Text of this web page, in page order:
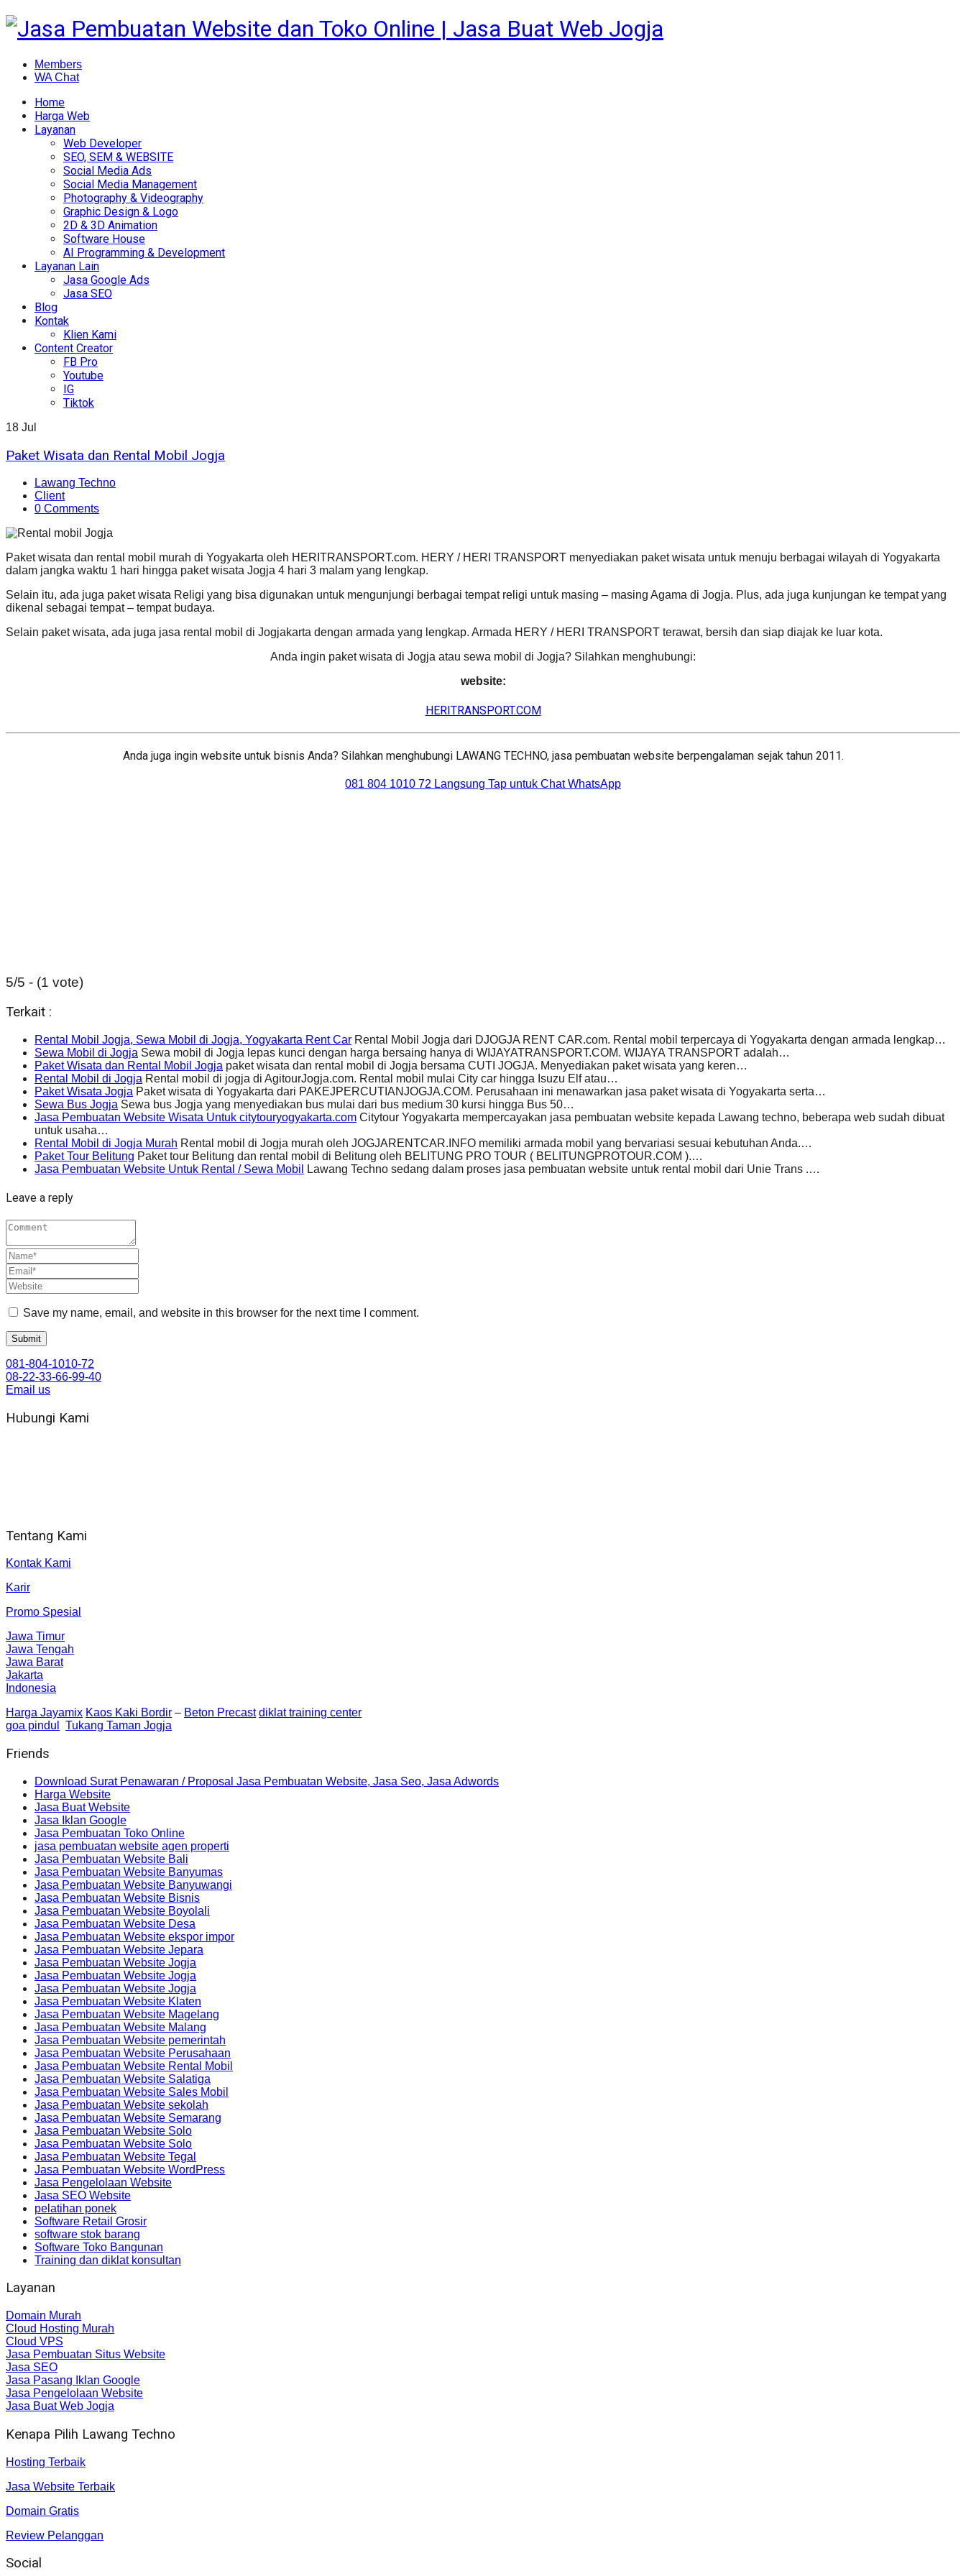
Members
WA Chat
Home
Harga Web
Layanan
Web Developer
SEO, SEM & WEBSITE
Social Media Ads
Social Media Management
Photography & Videography
Graphic Design & Logo
2D & 3D Animation
Software House
AI Programming & Development
Layanan Lain
Jasa Google Ads
Jasa SEO
Blog
Kontak
Klien Kami
Content Creator
FB Pro
Youtube
IG
Tiktok
18 Jul
Paket Wisata dan Rental Mobil Jogja
Lawang Techno
Client
0 Comments
Paket wisata dan rental mobil murah di Yogyakarta oleh HERITRANSPORT.com. HERY / HERI TRANSPORT menyediakan paket wisata untuk menuju berbagai wilayah di Yogyakarta
dalam jangka waktu 1 hari hingga paket wisata Jogja 4 hari 3 malam yang lengkap.
Selain itu, ada juga paket wisata Religi yang bisa digunakan untuk mengunjungi berbagai tempat religi untuk masing – masing Agama di Jogja. Plus, ada juga kunjungan ke tempat yang
dikenal sebagai tempat – tempat budaya.
Selain paket wisata, ada juga jasa rental mobil di Jogjakarta dengan armada yang lengkap. Armada HERY / HERI TRANSPORT terawat, bersih dan siap diajak ke luar kota.
Anda ingin paket wisata di Jogja atau sewa mobil di Jogja? Silahkan menghubungi:
website:
HERITRANSPORT.COM
Anda juga ingin website untuk bisnis Anda? Silahkan menghubungi LAWANG TECHNO, jasa pembuatan website berpengalaman sejak tahun 2011.
081 804 1010 72 Langsung Tap untuk Chat WhatsApp
5/5 - (1 vote)
Terkait :
Rental Mobil Jogja, Sewa Mobil di Jogja, Yogyakarta Rent Car Rental Mobil Jogja dari DJOGJA RENT CAR.com. Rental mobil terpercaya di Yogyakarta dengan armada lengkap…
Sewa Mobil di Jogja Sewa mobil di Jogja lepas kunci dengan harga bersaing hanya di WIJAYATRANSPORT.COM. WIJAYA TRANSPORT adalah…
Paket Wisata dan Rental Mobil Jogja paket wisata dan rental mobil di Jogja bersama CUTI JOGJA. Menyediakan paket wisata yang keren…
Rental Mobil di Jogja Rental mobil di jogja di AgitourJogja.com. Rental mobil mulai City car hingga Isuzu Elf atau…
Paket Wisata Jogja Paket wisata di Yogyakarta dari PAKEJPERCUTIANJOGJA.COM. Perusahaan ini menawarkan jasa paket wisata di Yogyakarta serta…
Sewa Bus Jogja Sewa bus Jogja yang menyediakan bus mulai dari bus medium 30 kursi hingga Bus 50…
Jasa Pembuatan Website Wisata Untuk citytouryogyakarta.com Citytour Yogyakarta mempercayakan jasa pembuatan website kepada Lawang techno, beberapa web sudah dibuat
untuk usaha…
Rental Mobil di Jogja Murah Rental mobil di Jogja murah oleh JOGJARENTCAR.INFO memiliki armada mobil yang bervariasi sesuai kebutuhan Anda.…
Paket Tour Belitung Paket tour Belitung dan rental mobil di Belitung oleh BELITUNG PRO TOUR ( BELITUNGPROTOUR.COM ).…
Jasa Pembuatan Website Untuk Rental / Sewa Mobil
Lawang Techno sedang dalam proses jasa pembuatan website untuk rental mobil dari Unie Trans .…
Leave a reply
Save my name, email, and website in this browser for the next time I comment.
081-804-1010-72
08-22-33-66-99-40
Email us
Hubungi Kami
Tentang Kami
Kontak Kami
Karir
Promo Spesial
Jawa Timur
Jawa Tengah
Jawa Barat
Jakarta
Indonesia
Harga Jayamix Kaos Kaki Bordir – Beton Precast diklat training center
goa pindul
Tukang Taman Jogja
Friends
Download Surat Penawaran / Proposal Jasa Pembuatan Website, Jasa Seo, Jasa Adwords
Harga Website
Jasa Buat Website
Jasa Iklan Google
Jasa Pembuatan Toko Online
jasa pembuatan website agen properti
Jasa Pembuatan Website Bali
Jasa Pembuatan Website Banyumas
Jasa Pembuatan Website Banyuwangi
Jasa Pembuatan Website Bisnis
Jasa Pembuatan Website Boyolali
Jasa Pembuatan Website Desa
Jasa Pembuatan Website ekspor impor
Jasa Pembuatan Website Jepara
Jasa Pembuatan Website Jogja
Jasa Pembuatan Website Jogja
Jasa Pembuatan Website Jogja
Jasa Pembuatan Website Klaten
Jasa Pembuatan Website Magelang
Jasa Pembuatan Website Malang
Jasa Pembuatan Website pemerintah
Jasa Pembuatan Website Perusahaan
Jasa Pembuatan Website Rental Mobil
Jasa Pembuatan Website Salatiga
Jasa Pembuatan Website Sales Mobil
Jasa Pembuatan Website sekolah
Jasa Pembuatan Website Semarang
Jasa Pembuatan Website Solo
Jasa Pembuatan Website Solo
Jasa Pembuatan Website Tegal
Jasa Pembuatan Website WordPress
Jasa Pengelolaan Website
Jasa SEO Website
pelatihan ponek
Software Retail Grosir
software stok barang
Software Toko Bangunan
Training dan diklat konsultan
Layanan
Domain Murah
Cloud Hosting Murah
Cloud VPS
Jasa Pembuatan Situs Website
Jasa SEO
Jasa Pasang Iklan Google
Jasa Pengelolaan Website
Jasa Buat Web Jogja
Kenapa Pilih Lawang Techno
Hosting Terbaik
Jasa Website Terbaik
Domain Gratis
Review Pelanggan
Social